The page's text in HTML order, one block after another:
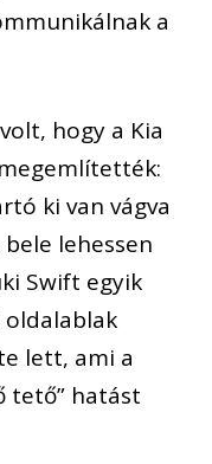
a
hogy a Kia
ki van vágva
lehessen
Swift egyik
oldalablak
lett, ami a
tető” hatást